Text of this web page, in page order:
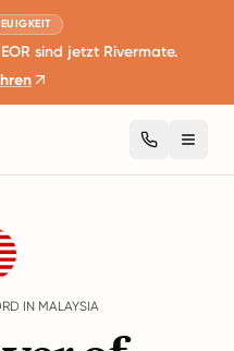
sind jetzt Rivermate.
IN MALAYSIA